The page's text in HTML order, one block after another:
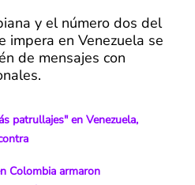
y el número dos del
impera en Venezuela se
de mensajes con
patrullajes" en Venezuela,
Colombia armaron